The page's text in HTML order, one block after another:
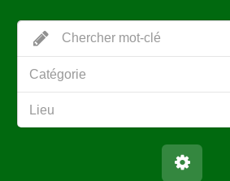
Catégorie
Lieu